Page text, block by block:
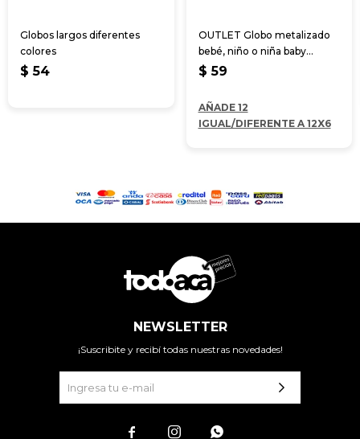
Globos largos diferentes
colores
$ 54
OUTLET Globo metalizado
bebé, niño o niña baby
shower
$ 59
AÑADE 12
IGUAL/DIFERENTE A 12X6
NEWSLETTER
¡Suscribite y recibí todas nuestras novedades!
  